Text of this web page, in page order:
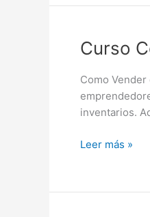
Curso
Como
inventarios.
Curso
Cómo
Vender
en
Paso
Leer más »